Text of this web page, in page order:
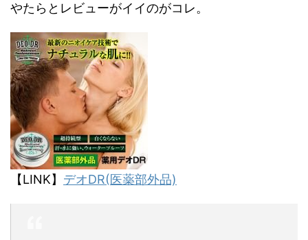
やたらとレビューがイイのがコレ。
【LINK】 デオDR(医薬部外品)